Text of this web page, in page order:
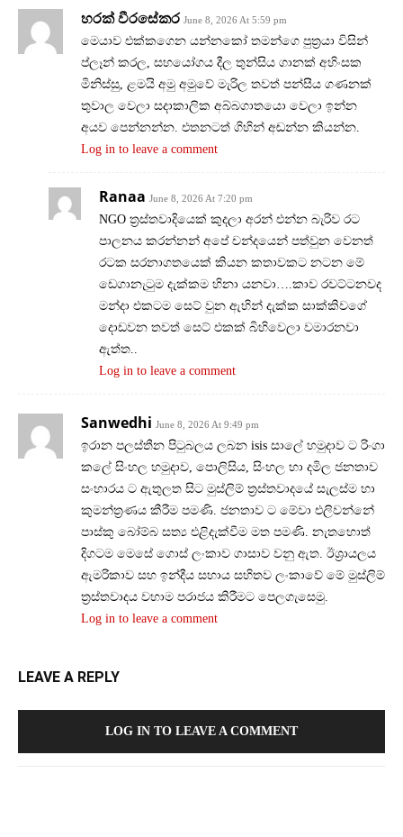
හරක් වීරසේකර June 8, 2026 At 5:59 pm
මෙයාව එක්කගෙන යන්නකෝ තමන්ගෙ පුත්‍රයා විසින්
ප්ලෑන් කරල, සහයෝගය දීල තුන්සිය ගානක් අහිංසක
මිනිස්සු, ළමයි අමු අමුවේ මැරිල තවත් පන්සීය ගණනක්
තුවාල වෙලා සදාකාලික අබ්බගාතයො වෙලා ඉන්න
අයව පෙන්නන්න. එතනටත් ගිහින් අඬන්න කියන්න.
Log in to leave a comment
Ranaa June 8, 2026 At 7:20 pm
NGO ත්‍රස්තවාදියෙක් කුදලා අරන් එන්න බැරිව රට
පාලනය කරන්නන් අපේ චන්දයෙන් පත්වුන වෙනත්
රටක සරනාගතයෙක් කියන කතාවකට නටන මේ
ඩෙගානැටුම දැක්කම හිනා යනවා….කාව රවට්ටනවද
මන්දා එකටම සෙට් වුන ඇහින් දැක්ක සාක්කිවගේ
දොඩවන තවත් සෙට් එකක් බිහිවෙලා වමාරනවා
ඇත්ත..
Log in to leave a comment
Sanwedhi June 8, 2026 At 9:49 pm
ඉරාන පලස්තීන පිටුබලය ලබන isis සාලේ හමුදාව ට රිංගා
කලේ සිංහල හමුදාව, පොලිසිය, සිංහල හා දමිල ජනතාව
සංහාරය ට ඇතුලත සිට මුස්ලිම් ත්‍රස්තවාදයේ සැලස්ම හා
කුමන්ත්‍රණය කීරීම පමණි. ජනතාව ට මේවා එලිවන්නේ
පාස්කු බෝම්බ සත්‍ය එළිදැක්වීම මත පමණි. නැතහොත්
දිගටම මෙසේ ගොස් ලංකාව ගාසාව වනු ඇත. ඊශ්‍රායලය
ඇමරිකාව සහ ඉන්දීය සහාය සහිතව ලංකාවේ මේ මුස්ලිම්
ත්‍රස්තවාදය වහාම පරාජය කිරීමට පෙලගැසෙමු.
Log in to leave a comment
LEAVE A REPLY
LOG IN TO LEAVE A COMMENT